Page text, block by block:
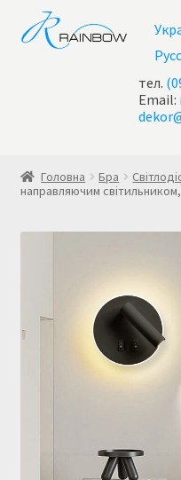
Перейти
до
навігації
Перейти
до
контенту
тел.
Email:
Контакти
Головна Бра
направляючим